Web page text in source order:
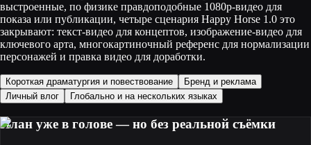
выстроенные, по физике правдоподобные 1080p-видео для
показа или публикации, четыре сценария Happy Horse 1.0 это
закрывают: текст-видео для концептов, изображение-видео для
ключевого арта, многокартиночный референс для нормализации
персонажей и правка видео для доработки.
Короткая драматургия и повествование
Бренд и реклама
Личный влог
Глобально и на нескольких языках
План уже в голове — но без реальной съёмки